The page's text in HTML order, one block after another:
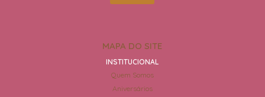
MAPA DO SITE
INSTITUCIONAL
Quem Somos
Aniversários